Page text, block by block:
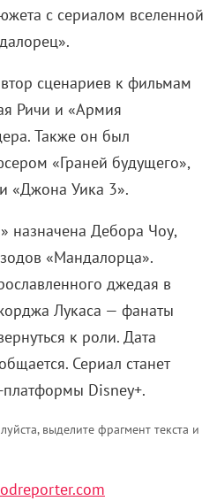
с сериалом вселенной
сценариев к фильмам
Ричи и «Армия
Также он был
«Граней будущего»,
«Джона Уика 3».
назначена Дебора Чоу,
«Мандалорца».
джедая в
Лукаса — фанаты
к роли. Дата
Сериал станет
Disney+.
выделите фрагмент текста и